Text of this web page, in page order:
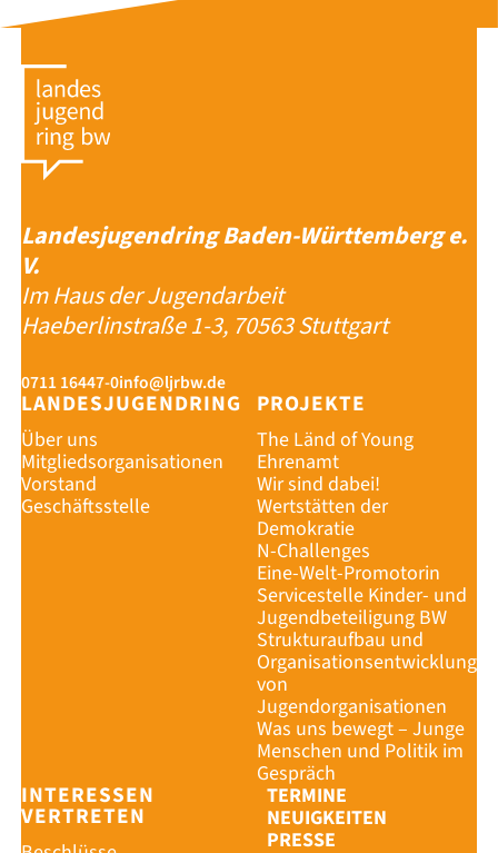
Landesjugendring Baden-Württemberg e.
V.
Im Haus der Jugendarbeit
Haeberlinstraße 1-3, 70563 Stuttgart
0711 16447-0info@ljrbw.de
LANDESJUGENDRING
Über uns
Mitgliedsorganisationen
Vorstand
Geschäftsstelle
PROJEKTE
The Länd of Young
Ehrenamt
Wir sind dabei!
Wertstätten der
Demokratie
N-Challenges
Eine-Welt-Promotorin
Servicestelle Kinder- und
Jugendbeteiligung BW
Strukturaufbau und
Organisationsentwicklung
von
Jugendorganisationen
Was uns bewegt – Junge
Menschen und Politik im
Gespräch
INTERESSEN
VERTRETEN
TERMINE
NEUIGKEITEN
PRESSE